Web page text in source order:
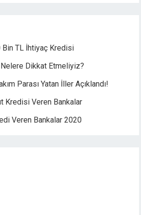
Bin TL İhtiyaç Kredisi
Nelere Dikkat Etmeliyiz?
Parası Yatan İller Açıklandı!
Kredisi Veren Bankalar
Veren Bankalar 2020